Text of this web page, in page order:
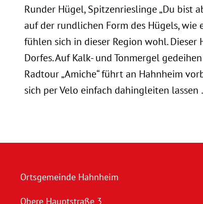
Runder Hügel, Spitzenrieslinge „Du bist
auf der rundlichen Form des Hügels, wie
fühlen sich in dieser Region wohl.
Dorfes. Auf Kalk- und Tonmergel
Radtour „Amiche“ führt an Hahnheim
sich per Velo einfach dahingleiten lassen
Ortsgemeinde Hahnheim
Obere Hauptstraße 3